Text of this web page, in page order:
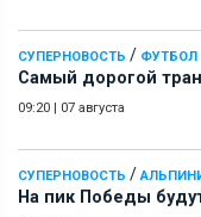
СУПЕРНОВОСТЬ / ФУТБОЛ
Самый дорогой
09:20 | 07 августа
СУПЕРНОВОСТЬ /
На пик Победы